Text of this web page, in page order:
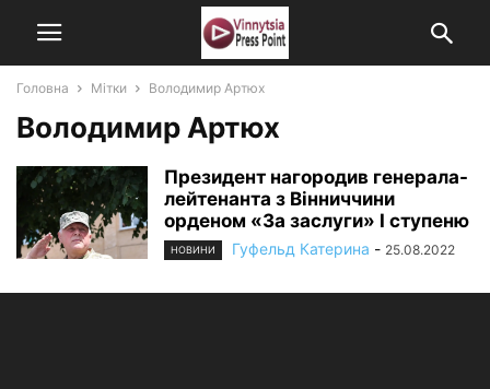
Головна Мітки Володимир Артюх
Володимир Артюх
Президент нагородив генерала-
лейтенанта з Вінниччини
орденом «За заслуги» І ступеню
НОВИНИ Гуфельд Катерина - 25.08.2022